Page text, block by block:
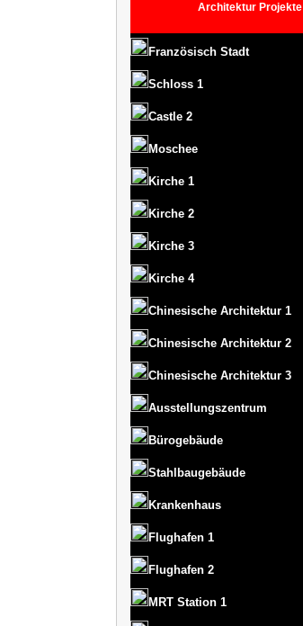
Architektur Projekte
Französisch Stadt
Schloss 1
Castle 2
Moschee
Kirche 1
Kirche 2
Kirche 3
Kirche 4
Chinesische Architektur 1
Chinesische Architektur 2
Chinesische Architektur 3
Ausstellungszentrum
Bürogebäude
Stahlbaugebäude
Krankenhaus
Flughafen 1
Flughafen 2
MRT Station 1